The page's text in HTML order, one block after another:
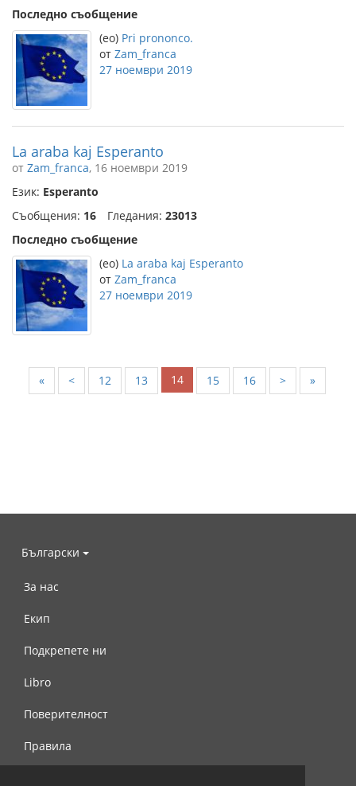
Последно съобщение
(eo) Pri prononco.
от Zam_franca
27 ноември 2019
La araba kaj Esperanto
от Zam_franca, 16 ноември 2019
Език: Esperanto
Съобщения: 16 Гледания: 23013
Последно съобщение
(eo) La araba kaj Esperanto
от Zam_franca
27 ноември 2019
« < 12 13 14 15 16 > »
Български
За нас
Екип
Подкрепете ни
Libro
Поверителност
Правила